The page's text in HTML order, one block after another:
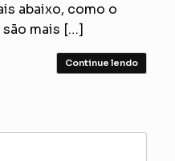
abaixo, como o
mais […]
Continue lendo